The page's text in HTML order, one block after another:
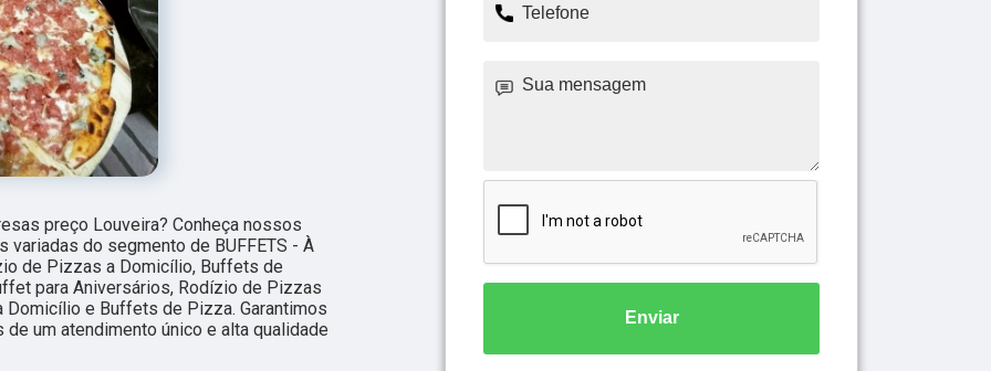
preço Louveira? Conheça nossos
do segmento de BUFFETS - À
de Pizzas a Domicílio, Buffets de
para Aniversários, Rodízio de Pizzas
e Buffets de Pizza. Garantimos
um atendimento único e alta qualidade
Enviar